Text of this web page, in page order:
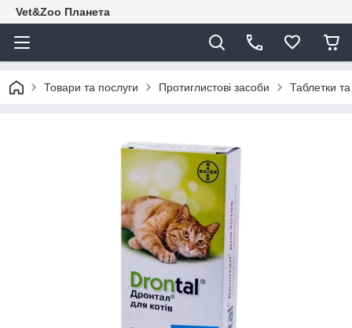
Vet&Zoo Планета
Товари та послуги Протиглистові засоби Таблетки та